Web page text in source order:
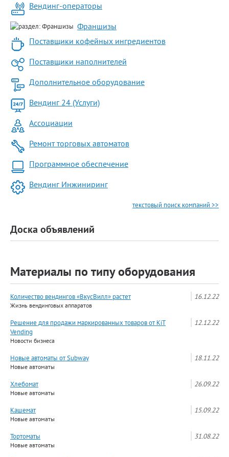
Вендинг-операторы
Франшизы
Поставщики кофейных ингредиентов
Поставщики наполнителей
Дополнительное оборудование
Вендинг 24 (Услуги)
Ассоциации
Ремонт торговых автоматов
Программное обеспечение
Вендинг Инжиниринг
текстовый поиск компаний >>
Доска объявлений
Материалы по типу оборудования
16.12.22
Количество вендингов «ВкусВилл» растет
Жизнь вендинговых аппаратов
12.12.22
Решение для продажи маркированных товаров от KiT
Vending
Новости бизнеса
18.11.22
Новые автоматы от Subway
Новые автоматы
26.09.22
Хлебомат
Новые автоматы
15.09.22
Кашемат
Новые автоматы
31.08.22
Тортоматы
Новые автоматы